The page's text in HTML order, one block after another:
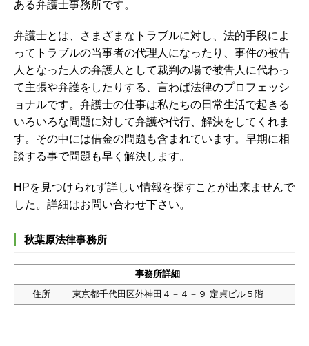
ある弁護士事務所です。
弁護士とは、さまざまなトラブルに対し、法的手段によ
ってトラブルの当事者の代理人になったり、事件の被告
人となった人の弁護人として裁判の場で被告人に代わっ
て主張や弁護をしたりする、言わば法律のプロフェッシ
ョナルです。弁護士の仕事は私たちの日常生活で起きる
いろいろな問題に対して弁護や代行、解決をしてくれま
す。その中には借金の問題も含まれています。早期に相
談する事で問題も早く解決します。
HPを見つけられず詳しい情報を探すことが出来ませんで
した。詳細はお問い合わせ下さい。
秋葉原法律事務所
事務所詳細
住所
東京都千代田区外神田４－４－９ 定貞ビル５階